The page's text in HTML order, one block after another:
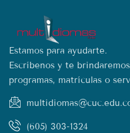
Estamos para ayudarte.
Escríbenos y te
programas, matrículas o
(605) 303-1324